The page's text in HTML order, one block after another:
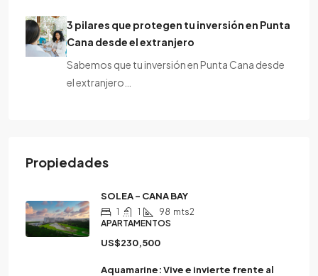
3 pilares que protegen tu inversión en Punta
Cana desde el extranjero
Sabemos que tu inversión en Punta Cana desde
el extranjero…
Propiedades
SOLEA – CANA BAY
1 1 98 mts2
APARTAMENTOS
US$230,500
Aquamarine: Vive e invierte frente al